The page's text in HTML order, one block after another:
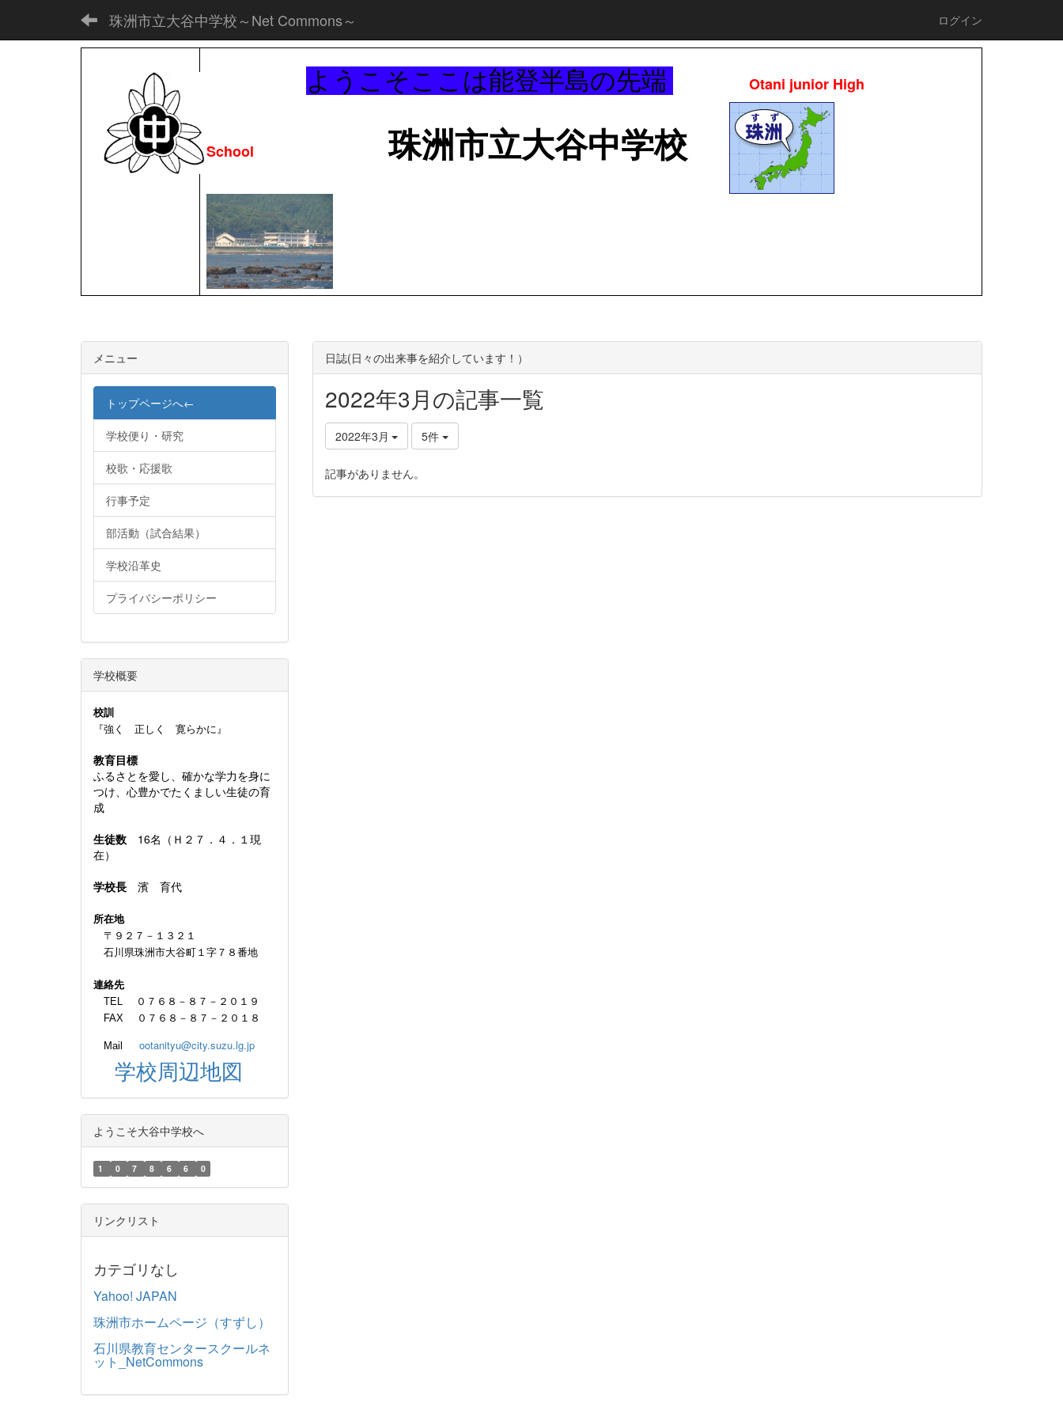
珠洲市立大谷中学校～Net Commons～ ログイン
ようこそここは能登半島の先端 Otani junior High
School 珠洲市立大谷中学校
日誌(日々の出来事を紹介しています！）
2022年3月の記事一覧
2022年3月 5件
記事がありません。
メニュー
トップページへ←
学校便り・研究
校歌・応援歌
行事予定
部活動（試合結果）
学校沿革史
プライバシーポリシー
学校概要
校訓
『強く 正しく 寛らかに』
教育目標
ふるさとを愛し、確かな学力を身に
つけ、心豊かでたくましい生徒の育
成
生徒数 16名（Ｈ２７．４．１現
在）
学校長 濱 育代
所在地
〒９２７－１３２１
石川県珠洲市大谷町１字７８番地
連絡先
TEL ０７６８－８７－２０１９
FAX ０７６８－８７－２０１８
Mail ootanityu@city.suzu.lg.jp
学校周辺地図
ようこそ大谷中学校へ
1 0 7 8 6 6 0
リンクリスト
カテゴリなし
Yahoo! JAPAN
珠洲市ホームページ（すずし）
石川県教育センタースクールネ
ット_NetCommons